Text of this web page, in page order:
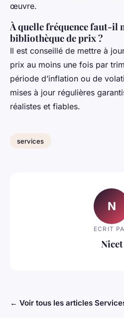
œuvre.
À quelle fréquence faut-il
bibliothèque de prix ?
Il est conseillé de mettre à
prix au moins une fois par
période d’inflation ou de
mises à jour régulières
réalistes et fiables.
services
N
ECRIT
Nicet
← Voir tous les articles